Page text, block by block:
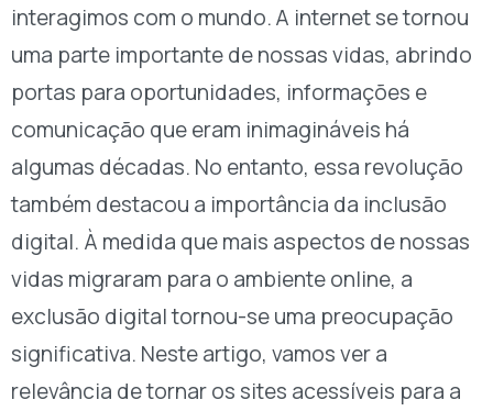
interagimos com o mundo. A internet se tornou
uma parte importante de nossas vidas, abrindo
portas para oportunidades, informações e
comunicação que eram inimagináveis há
algumas décadas. No entanto, essa revolução
também destacou a importância da inclusão
digital. À medida que mais aspectos de nossas
vidas migraram para o ambiente online, a
exclusão digital tornou-se uma preocupação
significativa. Neste artigo, vamos ver a
relevância de tornar os sites acessíveis para a